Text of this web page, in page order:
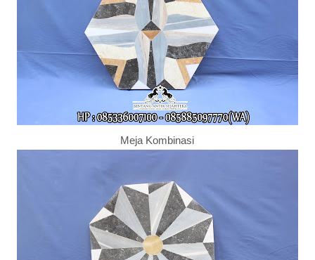
Meja Kombinasi